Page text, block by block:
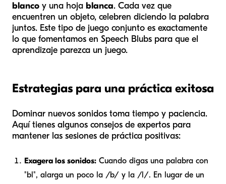
blanco y una hoja blanca. Cada vez que
encuentren un objeto, celebren diciendo la palabra
juntos. Este tipo de juego conjunto es exactamente
lo que fomentamos en Speech Blubs para que el
aprendizaje parezca un juego.
Estrategias para una práctica exitosa
Dominar nuevos sonidos toma tiempo y paciencia.
Aquí tienes algunos consejos de expertos para
mantener las sesiones de práctica positivas:
Exagera los sonidos: Cuando digas una palabra con
"bl", alarga un poco la /b/ y la /l/. En lugar de un